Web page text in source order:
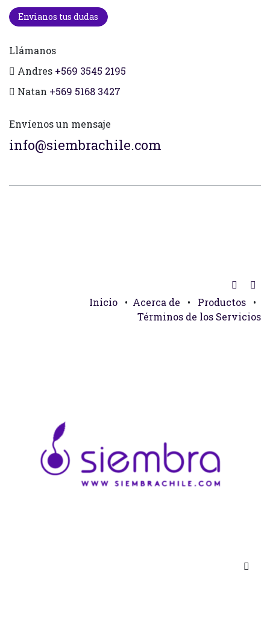
Envianos tus dudas
Llámanos
Andres +569 3545 2195
Natan +569 5168 3427
Envíenos un mensaje
info@siembrachile.com
Inicio • Acerca de • Productos
•
Términos de los Servicios